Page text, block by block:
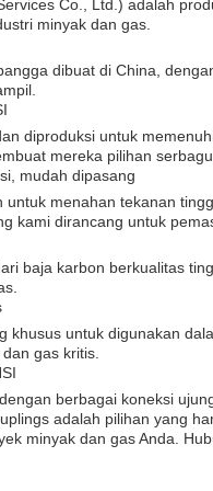
Co., Ltd.) adalah
minyak dan gas.
dibuat di China,
diproduksi untuk
mereka pilihan
mudah dipasang
untuk menahan tekanan
kami dirancang untuk
baja karbon berkualitas
khusus untuk digunakan
gas kritis.
berbagai koneksi
adalah pilihan yang
minyak dan gas Anda.